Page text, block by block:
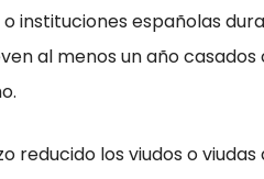
instituciones españolas
al menos un año casados
los viudos o viudas